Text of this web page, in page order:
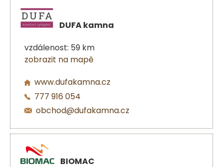
DUFA kamna
vzdálenost: 59 km
zobrazit na mapě
www.dufakamna.cz
777 916 054
obchod@dufakamna.cz
BIOMAC